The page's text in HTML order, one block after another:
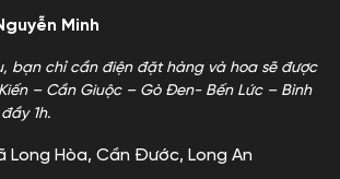
Minh
bạn chỉ cần điện đặt hàng và hoa sẽ được
– Cần Giuộc – Gò Đen- Bến Lức – Bình
1h.
Long Hòa, Cần Đước, Long An